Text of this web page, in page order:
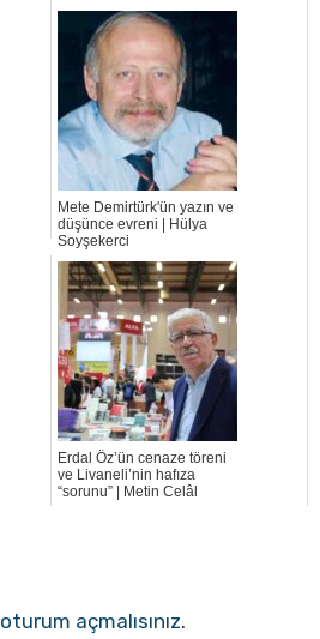
Mete Demirtürk'ün yazın ve
düşünce evreni | Hülya
Soyşekerci
Erdal Öz’ün cenaze töreni
ve Livaneli’nin hafıza
“sorunu” | Metin Celâl
oturum açmalısınız.